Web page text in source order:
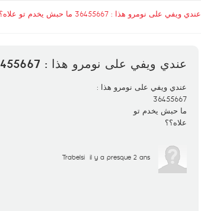
عندي ويفي على نومرو هذا : 36455667 ما حبش يخدم تو علاه؟؟
عندي ويفي على نومرو هذا : 36455667 ما حبش يخدم تو علاه؟؟
عندي ويفي على نومرو هذا :
36455667
ما حبش يخدم تو
علاه؟؟
Trabelsi il y a presque 2 ans